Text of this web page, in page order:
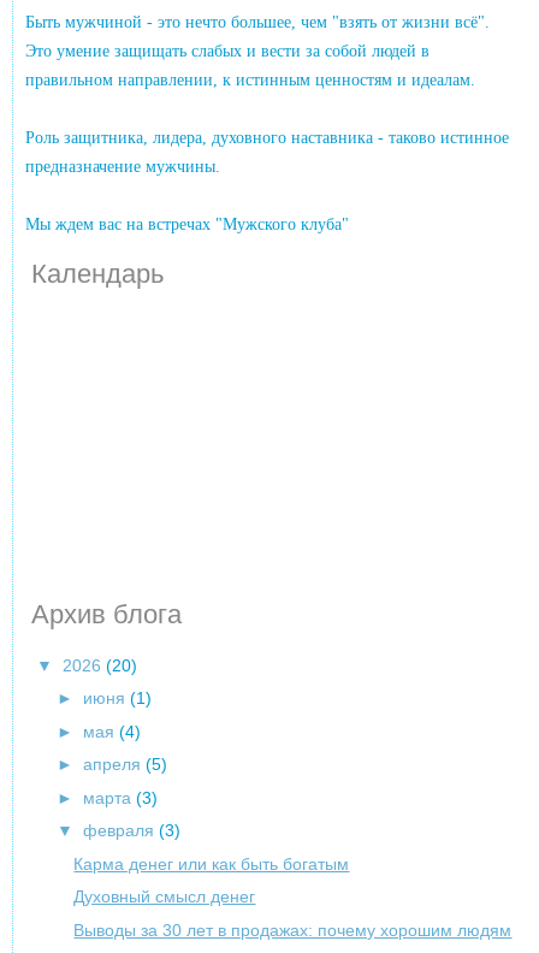
Быть мужчиной - это нечто большее, чем "взять от жизни всё".
Это умение защищать слабых и вести за собой людей в
правильном направлении, к истинным ценностям и идеалам.
Роль защитника, лидера, духовного наставника - таково истинное
предназначение мужчины.
Мы ждем вас на встречах "Мужского клуба"
Календарь
Архив блога
▼ 2026(20)
► июня(1)
► мая(4)
►апреля(5)
► марта(3)
▼февраля(3)
Карма денег или как быть богатым
Духовный смысл денег
Выводы за 30 лет в продажах: почему хорошим людям